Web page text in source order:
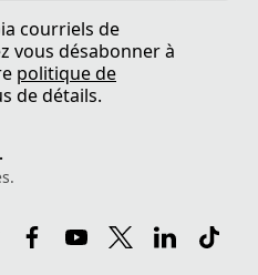
courriels de
vous désabonner à
politique de
de détails.